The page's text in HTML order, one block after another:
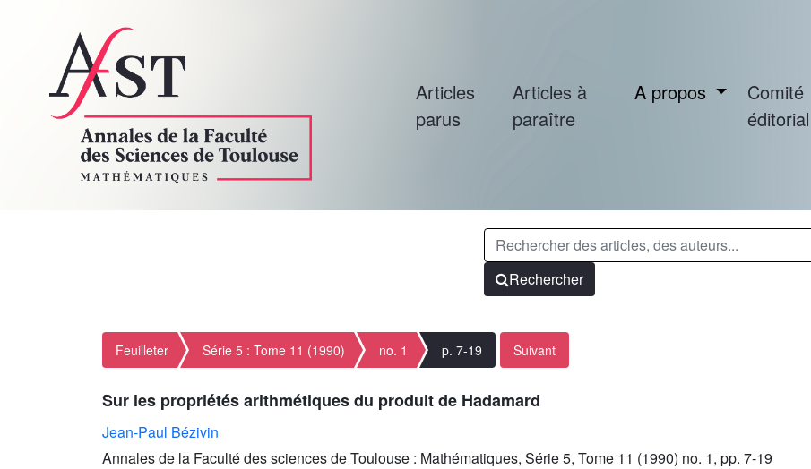
Articles
parus
Articles à
paraître
A propos
Comité
éditorial
Rechercher
Feuilleter Série 5 : Tome 11 (1990) no. 1 p. 7-19 Suivant
Sur les propriétés arithmétiques du produit de Hadamard
Jean-Paul Bézivin
Annales de la Faculté des sciences de Toulouse : Mathématiques, Série 5, Tome 11 (1990) no. 1, pp. 7-19